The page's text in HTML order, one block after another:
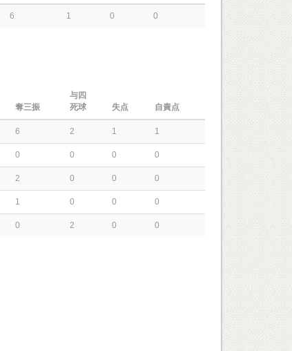
6 1 0 0
奪三振
与四
死球
失点 自責点
6 2 1 1
0 0 0 0
2 0 0 0
1 0 0 0
0 2 0 0